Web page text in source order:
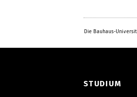
Die Bauhaus-
STUDIUM